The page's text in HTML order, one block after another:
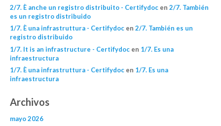
2/7. È anche un registro distribuito - Certifydocen 2/7. También
es un registro distribuido
1/7. È una infrastruttura - Certifydocen 2/7. También es un
registro distribuido
1/7. It is an infrastructure - Certifydocen 1/7. Es una
infraestructura
1/7. È una infrastruttura - Certifydocen 1/7. Es una
infraestructura
Archivos
mayo 2026